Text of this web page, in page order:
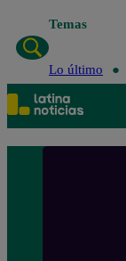
Temas
Lo último